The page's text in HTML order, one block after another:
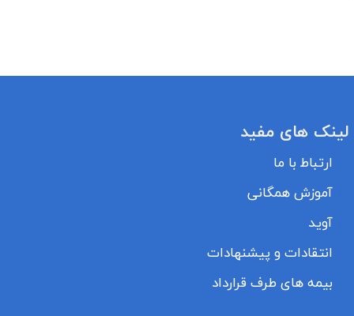
لینک های مفید
ارتباط با ما
آموزش همگانی
آوید
انتقادات و پیشنهادات
بیمه های طرف قرارداد